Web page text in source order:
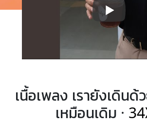
เนื้อเพลง เรายังเดินด้
เหมือนเดิม ·